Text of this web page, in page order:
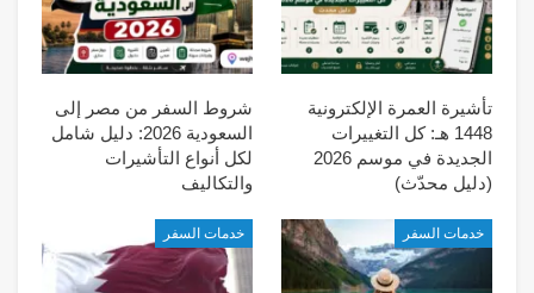
تأشيرة العمرة الإلكترونية
1448 هـ: كل التغييرات
الجديدة في موسم 2026
(دليل محدّث)
شروط السفر من مصر إلى
السعودية 2026: دليل شامل
لكل أنواع التأشيرات
والتكاليف
خدمات السفر خدمات السفر